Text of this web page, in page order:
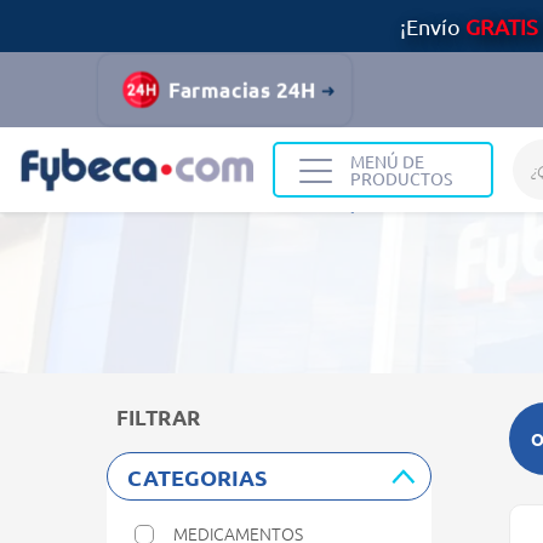
¡Envío GRATIS
Farmacias 24H
MENÚ DE
PRODUCTOS
Resultados de búsqueda
FILTRAR
CATEGORIAS
MEDICAMENTOS